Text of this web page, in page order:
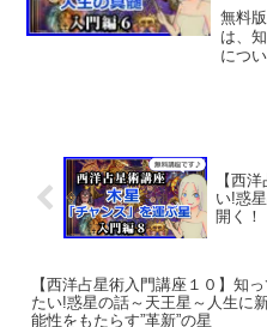
くれ
無料
は、
につ
【西
い!惑
開く！
【西洋占星術入門講座１０】知っ
たい!惑星の話～天王星～人生に
能性をもたらす”革新”の星